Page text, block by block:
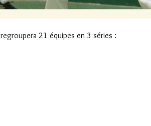
regroupera 21 équipes en 3 séries :